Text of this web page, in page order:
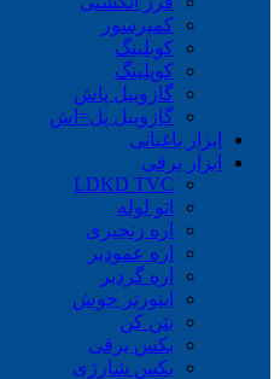
کمپرسور
کوبلینگ
کوپلینگ
گازوییل پاش
گازوییل پل=اش
ابزار باغبانی
ابزار برقی
LDKD TVC
اتو لوله
اره زنجیری
اره عمودبر
اره گردبر
اینورتر جوش
بتن کن
بکس برقی
بکس شارژی